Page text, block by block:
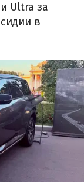
Ultra за
в